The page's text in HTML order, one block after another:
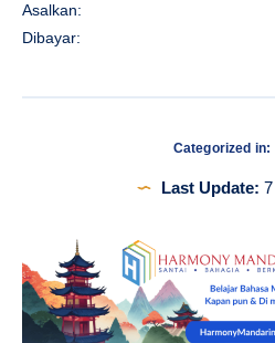
Asalkan:
Dibayar:
Categorized in:
Last Update: